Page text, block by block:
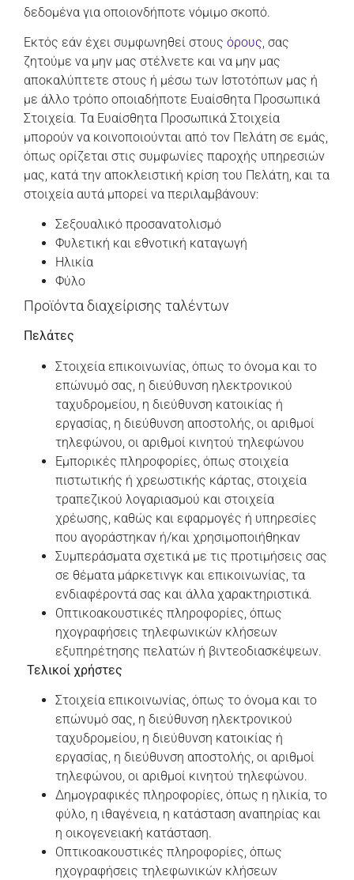
δεδομένα για οποιονδήποτε νόμιμο σκοπό.
Εκτός εάν έχει συμφωνηθεί στους όρους, σας
ζητούμε να μην μας στέλνετε και να μην μας
αποκαλύπτετε στους ή μέσω των Ιστοτόπων μας ή
με άλλο τρόπο οποιαδήποτε Ευαίσθητα Προσωπικά
Στοιχεία. Τα Ευαίσθητα Προσωπικά Στοιχεία
μπορούν να κοινοποιούνται από τον Πελάτη σε εμάς,
όπως ορίζεται στις συμφωνίες παροχής υπηρεσιών
μας, κατά την αποκλειστική κρίση του Πελάτη, και τα
στοιχεία αυτά μπορεί να περιλαμβάνουν:
Σεξουαλικό προσανατολισμό
Φυλετική και εθνοτική καταγωγή
Ηλικία
Φύλο
Προϊόντα διαχείρισης ταλέντων
Πελάτες
Στοιχεία επικοινωνίας, όπως το όνομα και το
επώνυμό σας, η διεύθυνση ηλεκτρονικού
ταχυδρομείου, η διεύθυνση κατοικίας ή
εργασίας, η διεύθυνση αποστολής, οι αριθμοί
τηλεφώνου, οι αριθμοί κινητού τηλεφώνου
Εμπορικές πληροφορίες, όπως στοιχεία
πιστωτικής ή χρεωστικής κάρτας, στοιχεία
τραπεζικού λογαριασμού και στοιχεία
χρέωσης, καθώς και εφαρμογές ή υπηρεσίες
που αγοράστηκαν ή/και χρησιμοποιήθηκαν
Συμπεράσματα σχετικά με τις προτιμήσεις σας
σε θέματα μάρκετινγκ και επικοινωνίας, τα
ενδιαφέροντά σας και άλλα χαρακτηριστικά.
Οπτικοακουστικές πληροφορίες, όπως
ηχογραφήσεις τηλεφωνικών κλήσεων
εξυπηρέτησης πελατών ή βιντεοδιασκέψεων.
Τελικοί χρήστες
Στοιχεία επικοινωνίας, όπως το όνομα και το
επώνυμό σας, η διεύθυνση ηλεκτρονικού
ταχυδρομείου, η διεύθυνση κατοικίας ή
εργασίας, η διεύθυνση αποστολής, οι αριθμοί
τηλεφώνου, οι αριθμοί κινητού τηλεφώνου.
Δημογραφικές πληροφορίες, όπως η ηλικία, το
φύλο, η ιθαγένεια, η κατάσταση αναπηρίας και
η οικογενειακή κατάσταση.
Οπτικοακουστικές πληροφορίες, όπως
ηχογραφήσεις τηλεφωνικών κλήσεων